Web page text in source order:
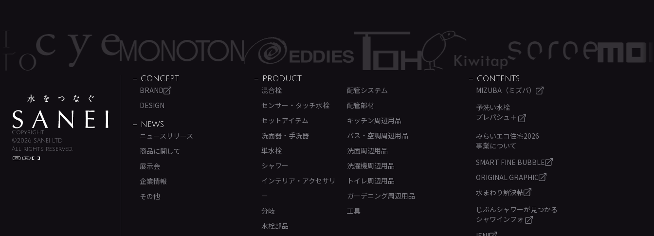
Copyright
©2026 SANEI LTD.
All rights reserved.
CONCEPT
BRAND
DESIGN
NEWS
ニュースリリース
商品に関して
展示会
企業情報
その他
PRODUCT
混合栓
センサー・タッチ水栓
セットアイテム
洗面器・手洗器
単水栓
シャワー
インテリア・アクセサリ
ー
分岐
水栓部品
配管システム
配管部材
キッチン周辺用品
バス・空調周辺用品
洗面周辺用品
洗濯機周辺用品
トイレ周辺用品
ガーデニング周辺用品
工具
CONTENTS
MIZUBA（ミズバ）
予洗い水栓
プレパシュ＋
みらいエコ住宅2026
事業について
SMART FINE BUBBLE
ORIGINAL GRAPHIC
水まわり解決帖
じぶんシャワーが見つかる
シャワインフォ